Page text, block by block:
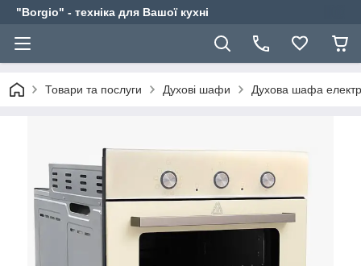
"Borgio" - техніка для Вашої кухні
Товари та послуги Духові шафи Духова шафа